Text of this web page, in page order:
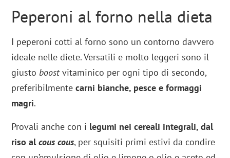
Peperoni al forno nella dieta
I peperoni cotti al forno sono un contorno davvero
ideale nelle diete. Versatili e molto leggeri sono il
giusto boostvitaminico per ogni tipo di secondo,
preferibilmentecarni bianche, pesce e formaggi
magri.
Provali anche con i legumi nei cereali integrali, dal
riso alcous cous, per squisiti primi estivi da condire